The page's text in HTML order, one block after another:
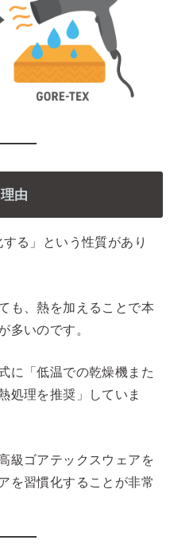
由
る」という性質があり
も、熱を加えることで本
多いのです。
に「低温での乾燥機また
処理を推奨」していま
級ゴアテックスウェアを
を習慣化することが非常